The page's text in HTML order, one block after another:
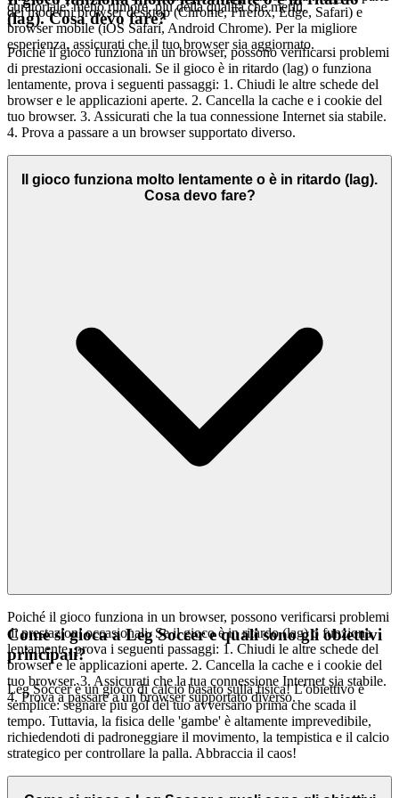
curatoriale: meno rumore, più della qualità che meriti.
dei moderni browser desktop (Chrome, Firefox, Edge, Safari) e
browser mobile (iOS Safari, Android Chrome). Per la migliore
esperienza, assicurati che il tuo browser sia aggiornato.
(lag). Cosa devo fare?
Poiché il gioco funziona in un browser, possono verificarsi problemi
di prestazioni occasionali. Se il gioco è in ritardo (lag) o funziona
lentamente, prova i seguenti passaggi: 1. Chiudi le altre schede del
browser e le applicazioni aperte. 2. Cancella la cache e i cookie del
tuo browser. 3. Assicurati che la tua connessione Internet sia stabile.
4. Prova a passare a un browser supportato diverso.
Il gioco funziona molto lentamente o è in ritardo (lag).
Cosa devo fare?
Poiché il gioco funziona in un browser, possono verificarsi problemi
di prestazioni occasionali. Se il gioco è in ritardo (lag) o funziona
lentamente, prova i seguenti passaggi: 1. Chiudi le altre schede del
browser e le applicazioni aperte. 2. Cancella la cache e i cookie del
tuo browser. 3. Assicurati che la tua connessione Internet sia stabile.
4. Prova a passare a un browser supportato diverso.
Come si gioca a Leg Soccer e quali sono gli obiettivi
principali?
Leg Soccer è un gioco di calcio basato sulla fisica! L'obiettivo è
semplice: segnare più gol del tuo avversario prima che scada il
tempo. Tuttavia, la fisica delle 'gambe' è altamente imprevedibile,
richiedendoti di padroneggiare il movimento, la tempistica e il calcio
strategico per controllare la palla. Abbraccia il caos!